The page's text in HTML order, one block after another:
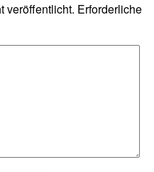
veröffentlicht. Erforderliche